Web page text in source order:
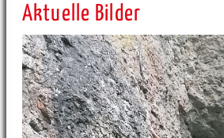
Aktuelle Bilder